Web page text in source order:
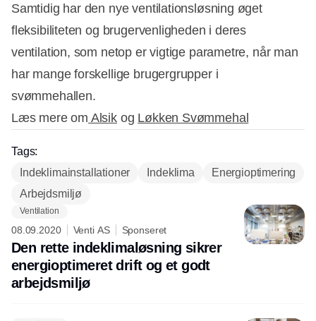
Samtidig har den nye ventilationsløsning øget
fleksibiliteten og brugervenligheden i deres
ventilation, som netop er vigtige parametre, når man
har mange forskellige brugergrupper i
svømmehallen.
Læs mere om Alsikog Løkken Svømmehal
Tags:
Indeklimainstallationer
Indeklima
Energioptimering
Arbejdsmiljø
Ventilation
08.09.2020 Venti AS Sponseret
Den rette indeklimaløsning sikrer
energioptimeret drift og et godt
arbejdsmiljø